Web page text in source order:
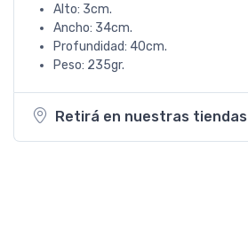
Alto: 3cm.
Ancho: 34cm.
Profundidad: 40cm.
Peso: 235gr.
Retirá en nuestras tiendas